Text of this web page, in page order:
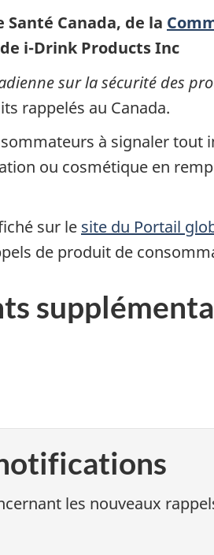
Canada, de la
de i-Drink Products Inc
sur la sécurité des
rappelés au Canada.
à signaler
ou cosmétique en
sur le site du Portail
de produit de
les nouveaux